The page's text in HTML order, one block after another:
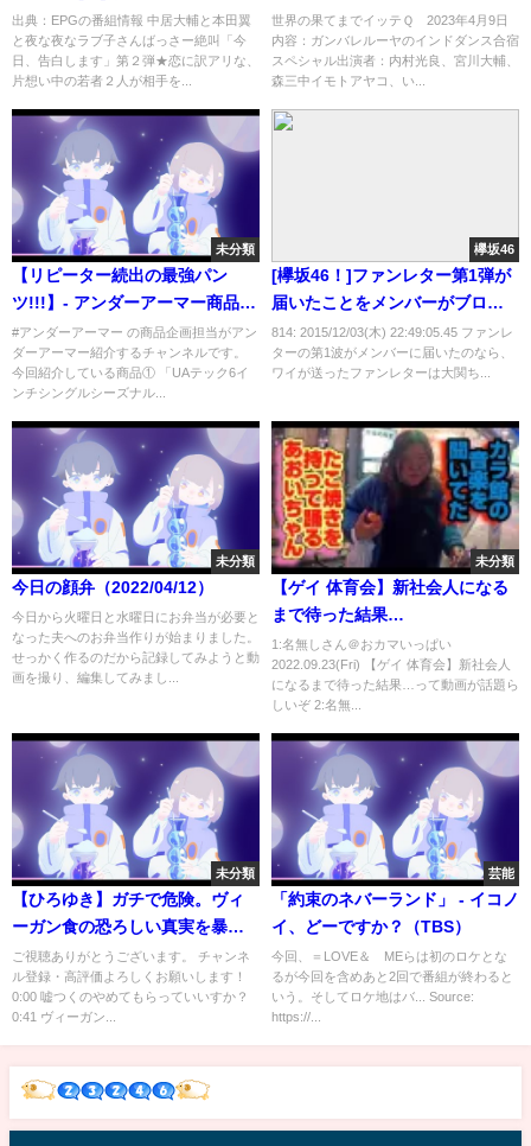
日、告白します」第２弾★…の
番組内容解析まとめ
出典：EPGの番組情報 中居大輔と本田翼
と夜な夜なラブ子さんばっさー絶叫「今
日、告白します」第２弾★恋に訳アリな、
片想い中の若者２人が相手を...
ル 4月9日
世界の果てまでイッテＱ 2023年4月9日
内容：ガンバレルーヤのインドダンス合宿
スペシャル出演者：内村光良、宮川大輔、
森三中イモトアヤコ、い...
未分類
【リピーター続出の最強パン
ツ!!!】- アンダーアーマー商品紹
介Vol.50 -
#アンダーアーマー の商品企画担当がアン
ダーアーマー紹介するチャンネルです。
今回紹介している商品① 「UAテック6イ
ンチシングルシーズナル...
欅坂46
[欅坂46！]ファンレター第1弾が
届いたことをメンバーがブログ
で報告！ この短期間で長濱ねる
からも手紙が届いたwwww（画
像あり）
814: 2015/12/03(木) 22:49:05.45 ファンレ
ターの第1波がメンバーに届いたのなら、
ワイが送ったファンレターは大関ち...
未分類
今日の顔弁（2022/04/12）
今日から火曜日と水曜日にお弁当が必要と
なった夫へのお弁当作りが始まりました。
せっかく作るのだから記録してみようと動
画を撮り、編集してみまし...
未分類
【ゲイ 体育会】新社会人になる
まで待った結果…
1:名無しさん＠おカマいっぱい
2022.09.23(Fri) 【ゲイ 体育会】新社会人
になるまで待った結果…って動画が話題ら
しいぞ 2:名無...
未分類
【ひろゆき】ガチで危険。ヴィ
ーガン食の恐ろしい真実を暴露
します。その食生活を続けると
将来とんでもないことに…ひろ
ゆきがヴィーガン・ベジタリア
論破/ビーガン】
ご視聴ありがとうございます。 チャンネ
ル登録・高評価よろしくお願いします！
0:00 嘘つくのやめてもらっていいすか？
0:41 ヴィーガン...
芸能
「約束のネバーランド」 - イコノ
イ、どーですか？（TBS）
今回、＝LOVE＆≠MEらは初のロケとな
るが今回を含めあと2回で番組が終わると
いう。そしてロケ地はバ... Source:
https://...